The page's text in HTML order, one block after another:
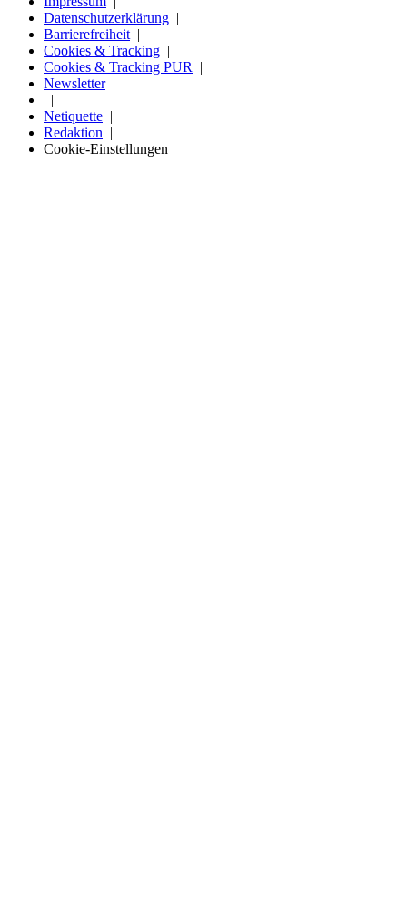
Datenschutzerklärung
Barrierefreiheit
Cookies & Tracking
Cookies & Tracking PUR
Newsletter
Netiquette
Redaktion
Cookie-Einstellungen